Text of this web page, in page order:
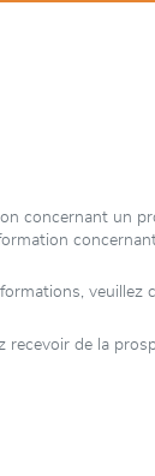
concernant un
veuillez
recevoir de la